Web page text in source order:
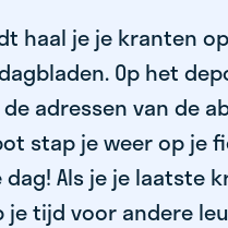
haal je je kranten
Op het
adressen van de
stap je weer op je
Als je je laatste
tijd voor andere